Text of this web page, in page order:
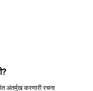
अंतर्मुख करणारी रचना